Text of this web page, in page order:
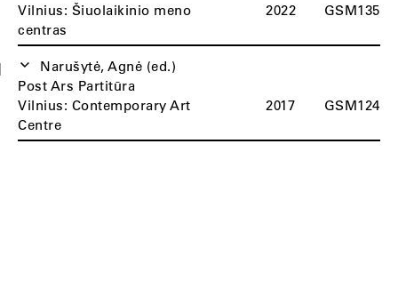
Vilnius: Šiuolaikinio meno
centras
2022 GSM135
Narušytė, Agnė (ed.)
Post Ars Partitūra
Vilnius: Contemporary Art
Centre
2017 GSM124